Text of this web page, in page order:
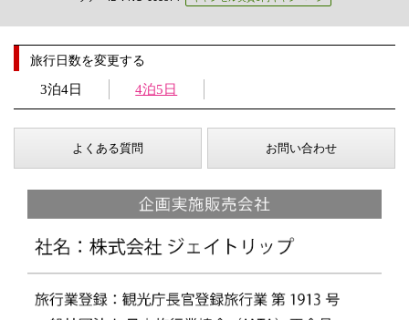
旅行日数を変更する
3泊4日 4泊5日
よくある質問 お問い合わせ